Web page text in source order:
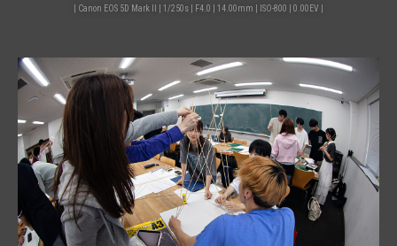
| Canon EOS 5D Mark II | 1/250s | F4.0 | 14.00mm | ISO-800 | 0.00EV |